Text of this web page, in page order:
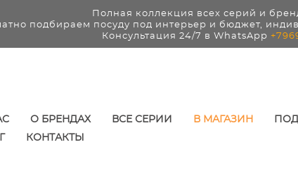
Полная коллекция всех серий и
подбираем посуду под интерьер и бюджет,
Консультация 24/7 в WhatsApp
О БРЕНДАХ ВСЕ СЕРИИ В МАГАЗИН
КОНТАКТЫ